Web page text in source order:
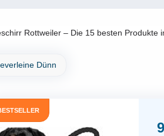
Rottweiler – Die 15 besten Produkte
Dünn